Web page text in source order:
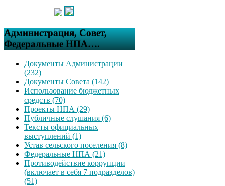
Администрация, Совет,
Федеральные НПА….
Документы Администрации
(232)
Документы Совета (142)
Использование бюджетных
средств (70)
Проекты НПА (29)
Публичные слушания (6)
Тексты официальных
выступлений (1)
Устав сельского поселения (8)
Федеральные НПА (21)
Противодействие коррупции
(включает в себя 7 подразделов)
(51)